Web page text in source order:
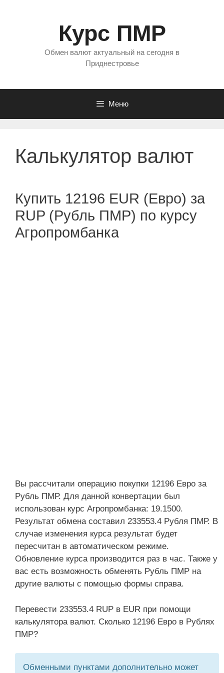
Курс ПМР
Обмен валют актуальный на сегодня в
Приднестровье
Меню
Калькулятор валют
Купить 12196 EUR (Евро) за
RUP (Рубль ПМР) по курсу
Агропромбанка
Вы рассчитали операцию покупки 12196 Евро за
Рубль ПМР. Для данной конвертации был
использован курс Агропромбанка: 19.1500.
Результат обмена составил 233553.4 Рубля ПМР. В
случае изменения курса результат будет
пересчитан в автоматическом режиме.
Обновление курса производится раз в час. Также у
вас есть возможность обменять Рубль ПМР на
другие валюты с помощью формы справа.
Перевести 233553.4 RUP в EUR при помощи
калькулятора валют. Сколько 12196 Евро в Рублях
ПМР?
Обменными пунктами дополнительно может